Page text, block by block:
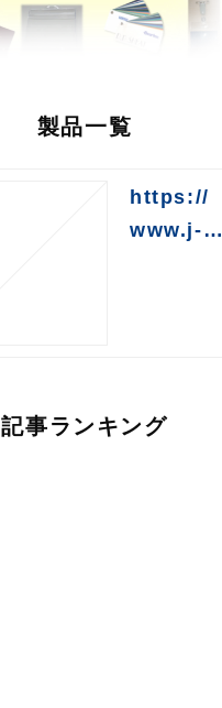
製品一覧
https://
www.j-tr
記事ランキング